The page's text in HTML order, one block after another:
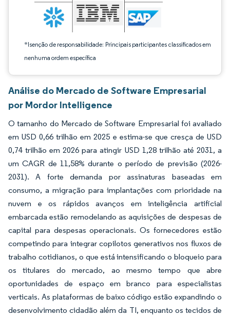
*Isenção de responsabilidade: Principais participantes classificados em
nenhuma ordem específica
Análise do Mercado de Software Empresarial
por Mordor Intelligence
O tamanho do Mercado de Software Empresarial foi avaliado
em USD 0,66 trilhão em 2025 e estima-se que cresça de USD
0,74 trilhão em 2026 para atingir USD 1,28 trilhão até 2031, a
um CAGR de 11,58% durante o período de previsão (2026-
2031). A forte demanda por assinaturas baseadas em
consumo, a migração para implantações com prioridade na
nuvem e os rápidos avanços em inteligência artificial
embarcada estão remodelando as aquisições de despesas de
capital para despesas operacionais. Os fornecedores estão
competindo para integrar copilotos generativos nos fluxos de
trabalho cotidianos, o que está intensificando o bloqueio para
os titulares do mercado, ao mesmo tempo que abre
oportunidades de espaço em branco para especialistas
verticais. As plataformas de baixo código estão expandindo o
desenvolvimento cidadão além da TI, enquanto os tecidos de